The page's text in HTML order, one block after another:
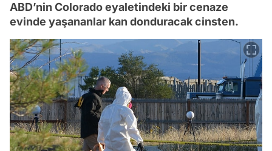
ABD’nin Colorado eyaletindeki bir cenaze
evinde yaşananlar kan donduracak cinsten.